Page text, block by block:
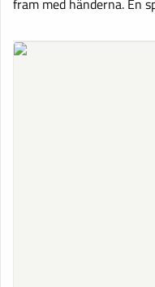
fram med händerna. En